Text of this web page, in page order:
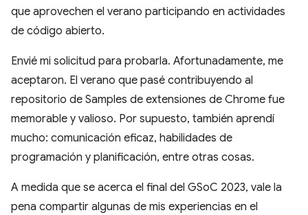
que aprovechen el verano participando en actividades
de código abierto.
Envié mi solicitud para probarla. Afortunadamente, me
aceptaron. El verano que pasé contribuyendo al
repositorio de Samples de extensiones de Chrome fue
memorable y valioso. Por supuesto, también aprendí
mucho: comunicación eficaz, habilidades de
programación y planificación, entre otras cosas.
A medida que se acerca el final del GSoC 2023, vale la
pena compartir algunas de mis experiencias en el